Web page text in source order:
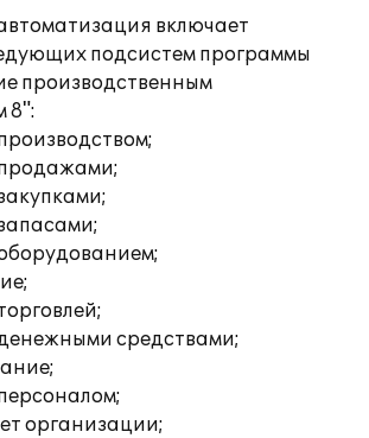
включает
подсистем программы
производственным
8":
средствами;
организации;